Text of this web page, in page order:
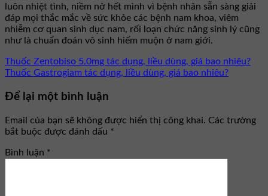
luôn nhiệt tình, niềm nở hết mình vì bệnh nhân sẵn sàng giải
đáp mọi thắc mắc về sức khỏe các bệnh nam khoa, viêm
nhiễm cơ quan sinh dục nam, rối loạn chức năng sinh lý cũng
như là chuẩn đoán vô sinh hiếm muộn ở nam giới.
Thuốc Zentobiso 5.0mg tác dụng, liều dùng, giá bao nhiêu?
Thuốc Gastrogiam tác dụng, liều dùng, giá bao nhiêu?
Để lại một bình luận
Email của bạn sẽ không được hiển thị công khai. Các trường
bắt buộc được đánh dấu *
Bình luận *